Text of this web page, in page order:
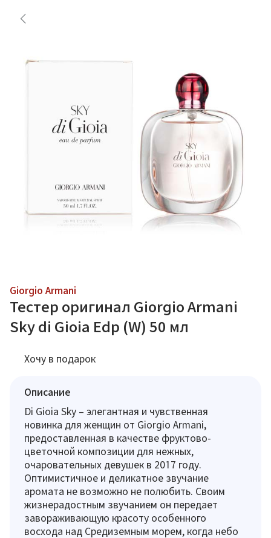
Giorgio Armani
Тестер оригинал Giorgio Armani
Sky di Gioia Edp (W) 50 мл
Хочу в подарок
Описание
Di Gioia Sky – элегантная и чувственная
новинка для женщин от Giorgio Armani,
предоставленная в качестве фруктово-
цветочной композиции для нежных,
очаровательных девушек в 2017 году.
Оптимистичное и деликатное звучание
аромата не возможно не полюбить. Своим
жизнерадостным звучанием он передает
завораживающую красоту особенного
восхода над Средиземным морем, когда небо